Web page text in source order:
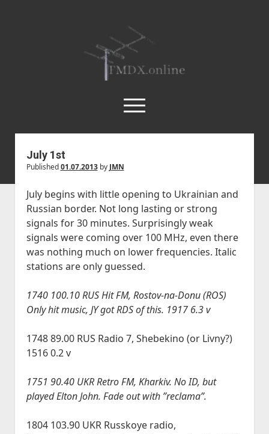
FMDX.online
open
twitterfacebookinstagramjanne@heinikangas.info
discordwhatsapp
Etusivu
Asemalistat
Kausikatsaukset
open
dropdown
menu
Kesä 2018
Kesä 2017
Kesä 2016
Kesä 2014
Kesä 2011
Kaudet 2009 – 2000
Artikkelit
open
dropdown
menu
Körner 19.3 by Ismo Kauppi
Historia
Kesällä Korkeilla Laineilla
Tilastot
open
JVA DX-Sivu: LA 2017-2020
JVA DX-sivu: NA Etelä
Lokit
menu
Vadelmakuja FM (last 365 days)
Bandscan Jyväskylä 2006-2025
Kilpailut
open
dropdown
menu
Radioaktiivisten Liiga
Foorumi
July 1st
Published01.07.2013by JMN
July begins with little opening to Ukrainian and
Russian border. Not long lasting or strong
signals for 30 minutes. Surprisingly weak
signals were coming over 100 MHz, even there
was nothing much on lower frequencies. Italic
stations are only guessed.
1740 100.10 RUS Hit FM, Rostov-na-Donu (ROS)
Only hit music, JY got RDS of this. 1917 6.3 v
1748 89.00 RUS Radio 7, Shebekino (or Livny?)
1516 0.2 v
1751 90.40 UKR Retro FM, Kharkiv. No ID, but
played Elton John. Fade out with ”reclama”.
1804 103.90 UKR Russkoye radio,